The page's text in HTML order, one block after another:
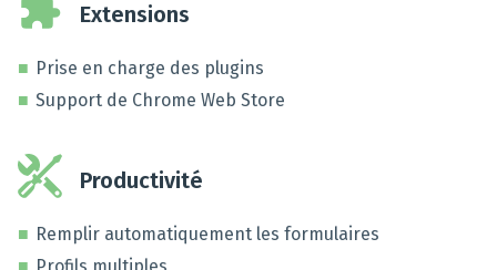
Extensions
Prise en charge des plugins
Support de Chrome Web Store
Productivité
Remplir automatiquement les formulaires